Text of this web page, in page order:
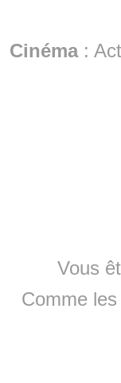
Cinéma:
Vous
Comme